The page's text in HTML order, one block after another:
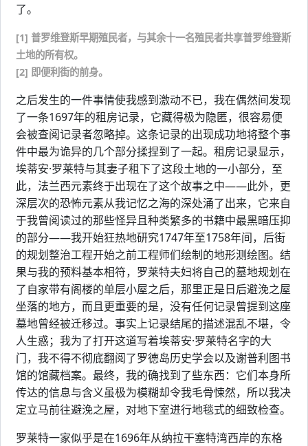
了。
[1] 普罗维登斯早期殖民者，与其余十一名殖民者共享普罗维登斯
土地的所有权。
[2] 即便利街的前身。
之后发生的一件事情使我感到激动不已，我在偶然间发现
了一条1697年的租房记录，它藏得极为隐匿，很容易便
会被查阅记录者忽略掉。这条记录的出现成功地将整个事
件中最为诡异的几个部分揉捏到了一起。租房记录显示，
埃蒂安·罗莱特与其妻子租下了这段土地的一小部分，至
此，法兰西元素终于出现在了这个故事之中——此外，更
深层次的恐怖元素从我记忆之海的深处涌了出来，它来自
于我曾阅读过的那些怪异且种类繁多的书籍中最黑暗压抑
的部分——我开始狂热地研究1747年至1758年间，后街
的规划整治工程开始之前工程师们绘制的地形测绘图。结
果与我的预料基本相符，罗莱特夫妇将自己的墓地规划在
了自家带有阁楼的单层小屋之后，那里正是日后避浼之屋
坐落的地方，而且更重要的是，没有任何记录曾提到这座
墓地曾经被迁移过。事实上记录结尾的描述混乱不堪，令
人生惑；我为了打开这道写着埃蒂安·罗莱特名字的大
门，我不得不彻底翻阅了罗德岛历史学会以及谢普利图书
馆的馆藏档案。最终，我的确找到了些东西：它们本身所
传达的信息与含义虽极为模糊却令我毛骨悚然，所以我决
定立马前往避浼之屋，对地下室进行地毯式的细致检查。
罗莱特一家似乎是在1696年从纳拉干塞特湾西岸的东格